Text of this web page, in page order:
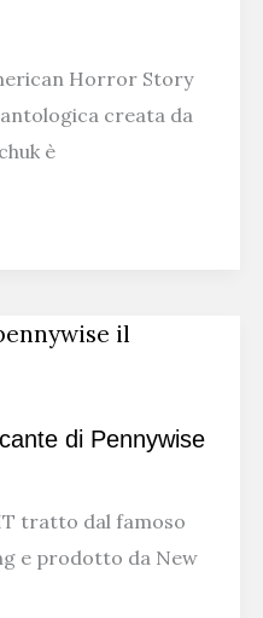
Horror Story
creata da
è
di Pennywise
tratto dal famoso
e prodotto da New